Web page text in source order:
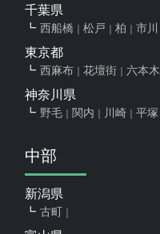
千葉県
西船橋 松戸 柏 市川
東京都
西麻布 花壇街 六本木
神奈川県
野毛 関内 川崎 平塚
中部
新潟県
古町